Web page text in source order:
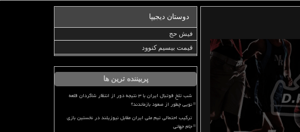
دوستان دیجیپا
فیش حج
قیمت بیسیم کنوود
پربیننده ترین ها
شب تلخ فوتبال ایران با ۳ نتیجه دور از انتظار شاگردان قلعه
نویی چطور از صعود بازماندند؟
ترکیب احتمالی تیم ملی ایران مقابل نیوزیلند در نخستین بازی
جام جهانی